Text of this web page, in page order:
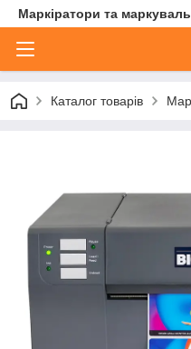
Маркіратори та
Каталог товарів